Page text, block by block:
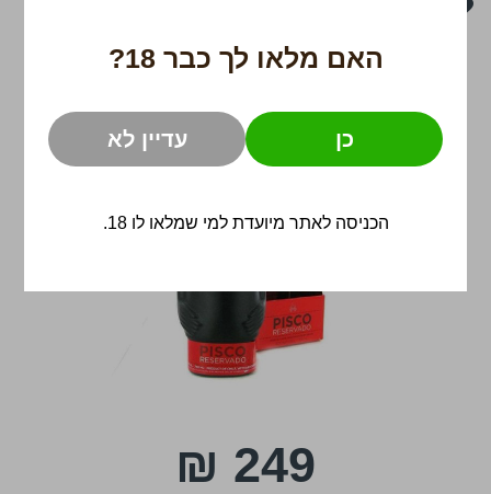
האם מלאו לך כבר 18?
כן עדיין לא
הכניסה לאתר מיועדת למי שמלאו לו 18.
לסוף
249 ₪